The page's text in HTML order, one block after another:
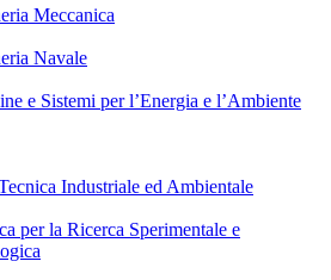
Meccanica
Navale
e Sistemi per l’Energia e l’Ambiente
Industriale ed Ambientale
per la Ricerca Sperimentale e